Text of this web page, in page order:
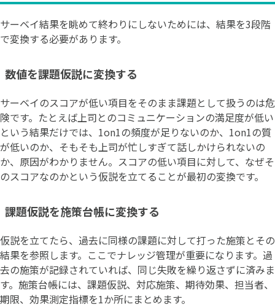
サーベイ結果を眺めて終わりにしないためには、結果を3段階
で変換する必要があります。
数値を課題仮説に変換する
サーベイのスコアが低い項目をそのまま課題として扱うのは危
険です。たとえば上司とのコミュニケーションの満足度が低い
という結果だけでは、1on1の頻度が足りないのか、1on1の質
が低いのか、そもそも上司が忙しすぎて話しかけられないの
か、原因がわかりません。スコアの低い項目に対して、なぜそ
のスコアなのかという仮説を立てることが最初の変換です。
課題仮説を施策台帳に変換する
仮説を立てたら、過去に同様の課題に対して打った施策とその
結果を参照します。ここでナレッジ管理が重要になります。過
去の施策が記録されていれば、同じ失敗を繰り返さずに済みま
す。施策台帳には、課題仮説、対応施策、期待効果、担当者、
期限、効果測定指標を1か所にまとめます。